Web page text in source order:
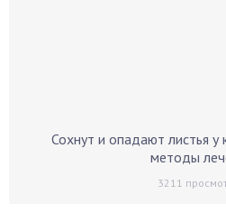
Сохнут и опадают листья
методы
3211